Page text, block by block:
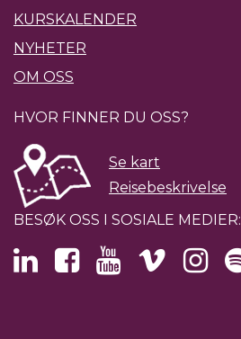
KURSKALENDER
NYHETER
OM OSS
HVOR FINNER DU OSS?
Se kart
Reisebeskrivelse
BESØK OSS I SOSIALE MEDIER: